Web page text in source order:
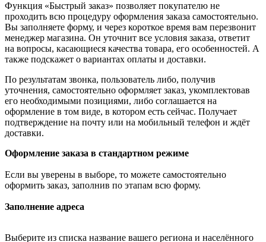
Функция «Быстрый заказ» позволяет покупателю не
проходить всю процедуру оформления заказа самостоятельно.
Вы заполняете форму, и через короткое время вам перезвонит
менеджер магазина. Он уточнит все условия заказа, ответит
на вопросы, касающиеся качества товара, его особенностей. А
также подскажет о вариантах оплаты и доставки.
По результатам звонка, пользователь либо, получив
уточнения, самостоятельно оформляет заказ, укомплектовав
его необходимыми позициями, либо соглашается на
оформление в том виде, в котором есть сейчас. Получает
подтверждение на почту или на мобильный телефон и ждёт
доставки.
Оформление заказа в стандартном режиме
Если вы уверены в выборе, то можете самостоятельно
оформить заказ, заполнив по этапам всю форму.
Заполнение адреса
Выберите из списка название вашего региона и населённого